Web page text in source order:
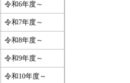
令和6年度～
令和7年度～
令和8年度～
令和9年度～
令和10年度～